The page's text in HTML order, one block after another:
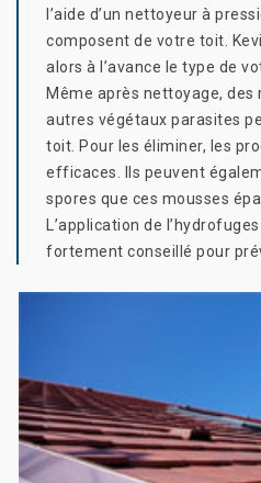
l’aide d’un nettoyeur à
composent de votre toit.
alors à l’avance le type de
Même après nettoyage, des
autres végétaux parasites
toit. Pour les éliminer, les
efficaces. Ils peuvent
spores que ces mousses
L’application de
fortement conseillé pour